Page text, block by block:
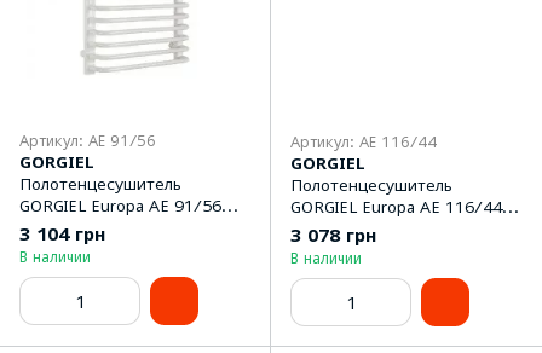
Артикул: AE 91/56
GORGIEL
Полотенцeсушитель
GORGIEL Europa AE 91/56
(493W)
3 104 грн
В наличии
Артикул: AE 116/44
GORGIEL
Полотенцeсушитель
GORGIEL Europa AE 116/44
(503W)
3 078 грн
В наличии